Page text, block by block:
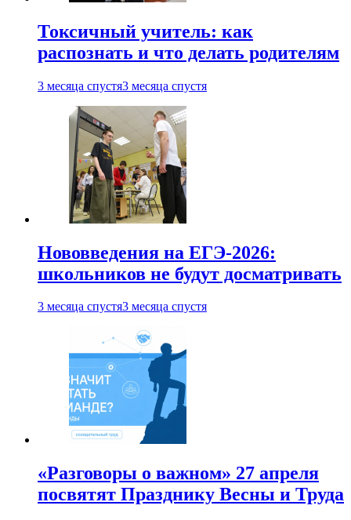
Токсичный учитель: как
распознать и что делать родителям
3 месяца спустя3 месяца спустя
Нововведения на ЕГЭ-2026:
школьников не будут досматривать
3 месяца спустя3 месяца спустя
«Разговоры о важном» 27 апреля
посвятят Празднику Весны и Труда